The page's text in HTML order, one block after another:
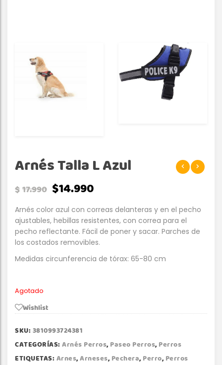
Arnés Talla L Azul
$17.990 $14.990
Arnés color azul con correas delanteras y en el pecho
ajustables, hebillas resistentes, con correa para el
pecho reflectante. Fácil de poner y sacar. Parches de
los costados removibles.
Medidas circunferencia de tórax: 65-80 cm
Agotado
Wishlist
SKU: 3810993724381
CATEGORÍAS: Arnés Perros, Paseo Perros, Perros
ETIQUETAS: Arnes,Arneses, Pechera, Perro, Perros